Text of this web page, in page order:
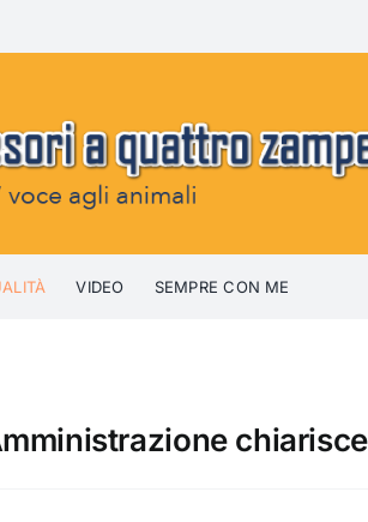
VIDEO SEMPRE CON ME
chiarisce